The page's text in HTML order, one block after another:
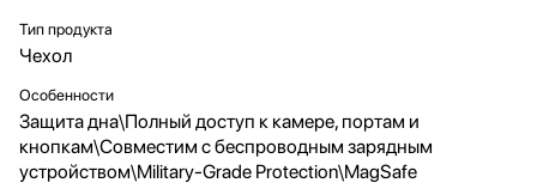
Тип продукта
Чехол
Особенности
Защита дна\Полный доступ к камере, портам и
кнопкам\Совместим с беспроводным зарядным
устройством\Military-Grade Protection\MagSafe